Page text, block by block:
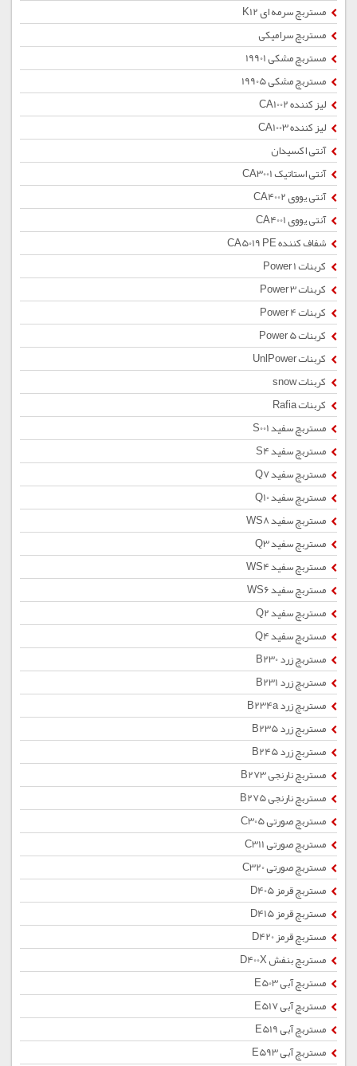
مستربچ سرمه ای K12
مستربچ سرامیکی
مستربچ مشکی 19901
مستربچ مشکی 19905
لیز کننده CA1002
لیز کننده CA1003
آنتی اکسیدان
آنتی استاتیک CA3001
آنتی یووی CA4002
آنتی یووی CA4001
شفاف کننده CA5019 PE
کربنات Power 1
کربنات Power 3
کربنات Power 4
کربنات Power 5
کربنات UnlPower
کربنات snow
کربنات Rafia
مستربچ سفید S001
مستربچ سفید S4
مستربچ سفید Q7
مستربچ سفید Q10
مستربچ سفید WS8
مستربچ سفید Q3
مستربچ سفید WS4
مستربچ سفید WS6
مستربچ سفید Q2
مستربچ سفید Q4
مستربچ زرد B230
مستربچ زرد B231
مستربچ زرد B234a
مستربچ زرد B235
مستربچ زرد B245
مستربچ نارنجی B273
مستربچ نارنجی B275
مستربچ صورتی C305
مستربچ صورتی C311
مستربچ صورتی C320
مستربچ قرمز D405
مستربچ قرمز D415
مستربچ قرمز D420
مستربچ بنفش D400X
مستربچ آبی E503
مستربچ آبی E517
مستربچ آبی E519
مستربچ آبی E593